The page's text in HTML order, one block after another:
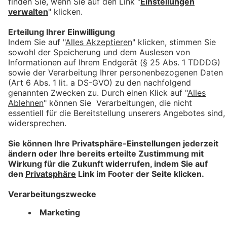
Dokument.
Prüfen Sie:
✅ Inhalt und Format
✅ Einhaltung der druckfreien Zonen
✅ korrekte Position der Adresse
4. Weiter zum nächsten Schritt
Klicken Sie oben auf„weiter“
Dokumente auswählen → Anlage hinzufügen →